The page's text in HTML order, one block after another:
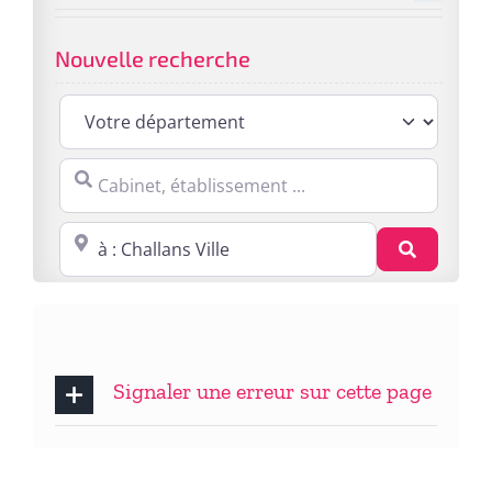
Nouvelle recherche
Cabinet, établissement ...
Proche de : ville, cp, lieu ...
Signaler une erreur sur cette page